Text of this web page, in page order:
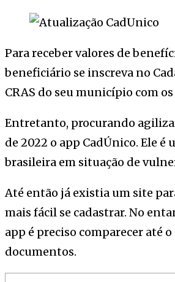
Para receber valores de
beneficiário se inscreva no
CRAS do seu município com
Entretanto, procurando
de 2022 o app CadÚnico. Ele
brasileira em situação de
Até então já existia um site
mais fácil se cadastrar. No
app é preciso comparecer até
documentos.